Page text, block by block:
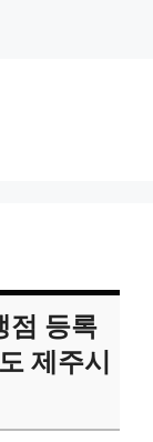
점 등록
제주시